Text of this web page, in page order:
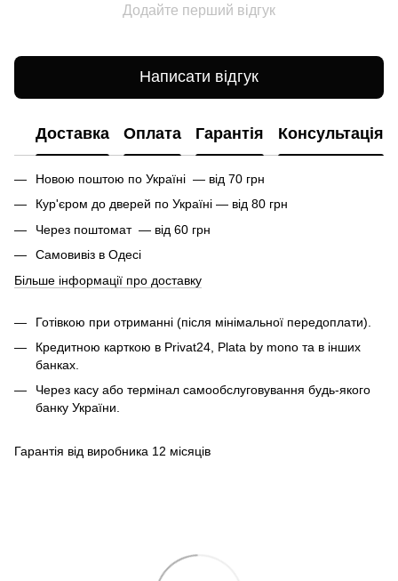
Додайте перший відгук
Написати відгук
Доставка Оплата Гарантія Консультація
Новою поштою по Україні — від 70 грн
Кур'єром до дверей по Україні — від 80 грн
Через поштомат — від 60 грн
Самовивіз в Одесі
Більше інформації про доставку
Готівкою при отриманні (після мінімальної передоплати).
Кредитною карткою в Privat24, Plata by mono та в інших
банках.
Через касу або термінал самообслуговування будь-якого
банку України.
Гарантія від виробника 12 місяців